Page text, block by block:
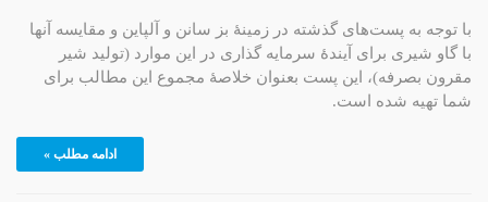
با توجه به پست‌های گذشته در زمینۀ بز سانن و آلپاین و مقایسه آنها
با گاو شیری برای آیندۀ سرمایه گذاری در این موارد (تولید شیر
مقرون بصرفه)، این پست بعنوان خلاصۀ مجموع این مطالب برای
شما تهیه شده است.
ادامه مطلب »